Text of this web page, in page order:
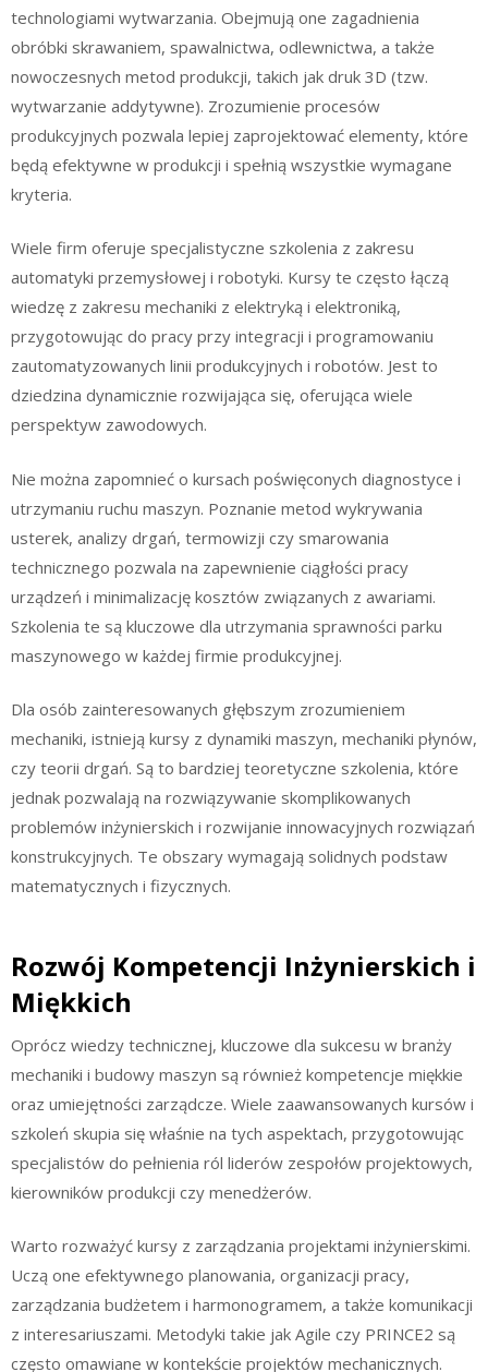
technologiami wytwarzania. Obejmują one zagadnienia
obróbki skrawaniem, spawalnictwa, odlewnictwa, a także
nowoczesnych metod produkcji, takich jak druk 3D (tzw.
wytwarzanie addytywne). Zrozumienie procesów
produkcyjnych pozwala lepiej zaprojektować elementy, które
będą efektywne w produkcji i spełnią wszystkie wymagane
kryteria.
Wiele firm oferuje specjalistyczne szkolenia z zakresu
automatyki przemysłowej i robotyki. Kursy te często łączą
wiedzę z zakresu mechaniki z elektryką i elektroniką,
przygotowując do pracy przy integracji i programowaniu
zautomatyzowanych linii produkcyjnych i robotów. Jest to
dziedzina dynamicznie rozwijająca się, oferująca wiele
perspektyw zawodowych.
Nie można zapomnieć o kursach poświęconych diagnostyce i
utrzymaniu ruchu maszyn. Poznanie metod wykrywania
usterek, analizy drgań, termowizji czy smarowania
technicznego pozwala na zapewnienie ciągłości pracy
urządzeń i minimalizację kosztów związanych z awariami.
Szkolenia te są kluczowe dla utrzymania sprawności parku
maszynowego w każdej firmie produkcyjnej.
Dla osób zainteresowanych głębszym zrozumieniem
mechaniki, istnieją kursy z dynamiki maszyn, mechaniki płynów,
czy teorii drgań. Są to bardziej teoretyczne szkolenia, które
jednak pozwalają na rozwiązywanie skomplikowanych
problemów inżynierskich i rozwijanie innowacyjnych rozwiązań
konstrukcyjnych. Te obszary wymagają solidnych podstaw
matematycznych i fizycznych.
Rozwój Kompetencji Inżynierskich i
Miękkich
Oprócz wiedzy technicznej, kluczowe dla sukcesu w branży
mechaniki i budowy maszyn są również kompetencje miękkie
oraz umiejętności zarządcze. Wiele zaawansowanych kursów i
szkoleń skupia się właśnie na tych aspektach, przygotowując
specjalistów do pełnienia ról liderów zespołów projektowych,
kierowników produkcji czy menedżerów.
Warto rozważyć kursy z zarządzania projektami inżynierskimi.
Uczą one efektywnego planowania, organizacji pracy,
zarządzania budżetem i harmonogramem, a także komunikacji
z interesariuszami. Metodyki takie jak Agile czy PRINCE2 są
często omawiane w kontekście projektów mechanicznych.